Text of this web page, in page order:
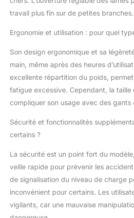
combiner
sections
besoins.
sans fil
faible
que la
des
tâches
jardin.
Notre
est
travail plus fin sur de petites branches.
Ergonomie et utilisation : pour quel
Son design ergonomique et sa
main, même après des heures
excellente répartition du poids,
fatigue excessive. Cependant, la
compliquer son usage avec des gants
Sécurité et fonctionnalités
certains ?
La sécurité est un point fort du
veille rapide pour prévenir les
de signalisation du niveau de charge
inconvénient pour certains. Les
vigilants, car une mauvaise